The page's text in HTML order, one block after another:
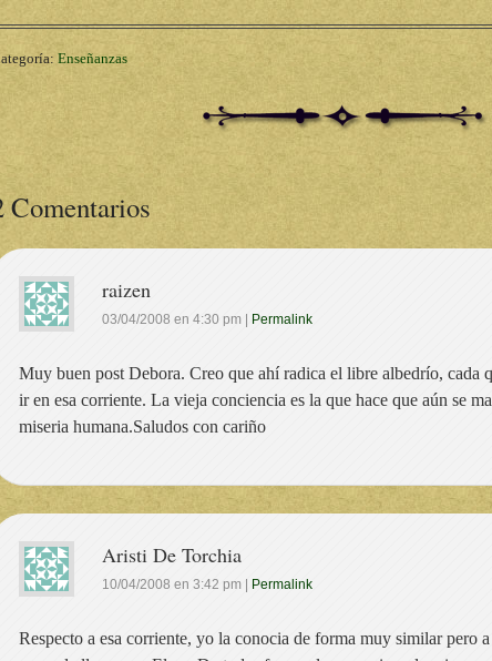
Enseñanzas
Comentarios
raizen
03/04/2008 en 4:30 pm Permalink
Muy buen post Debora. Creo que ahí radica el libre albedrío, cada
ir en esa corriente. La vieja conciencia es la que hace que aún se
miseria humana.Saludos con cariño
Aristi De Torchia
10/04/2008 en 3:42 pm Permalink
Respecto a esa corriente, yo la conocia de forma muy similar pero